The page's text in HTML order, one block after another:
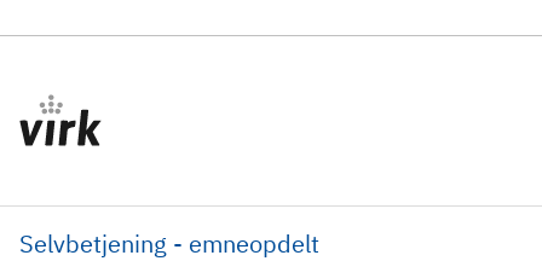
Selvbetjening - emneopdelt